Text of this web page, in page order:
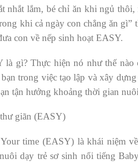
nhắt lắm, bé chỉ ăn khi ngủ
khi cả ngày con chẳng ăn
con về nếp sinh hoạt EASY.
là gì? Thực hiện nó như thế
trong việc tạo lập và xây
tận hưởng khoảng thời gian
giãn (EASY)
time (EASY) là khái niệm
dạy trẻ sơ sinh nổi tiếng